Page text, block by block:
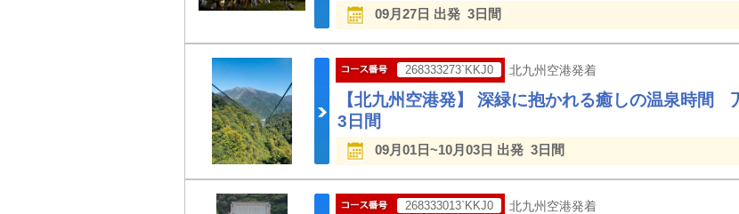
09月27日 出発 3日間
268333273`KKJ0 北九州空港発着
【北九州空港発】 深緑に抱かれる癒しの温泉時
3日間
09月01日~10月03日 出発 3日間
268333013`KKJ0 北九州空港発着